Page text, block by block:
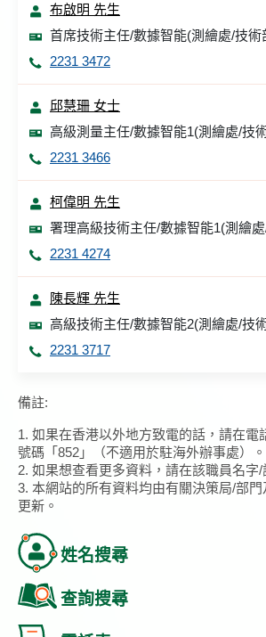
布啟明 先生
首席技術主任/數據智能(測繪處/技術
2231 3472
邱慧珊 女士
高級測量主任/數據智能1(測繪處/技
2231 3466
柯偉明 先生
署理高級技術主任/數據智能1(測繪
2231 4274
陳長輝 先生
高級技術主任/數據智能2(測繪處/技
2231 3717
備註:
1. 如果在香港以外地方致電的話，請在電
號碼「852」（不適用於駐海外辦事處）。
2. 如果想查看更多資料，請在該職員名字/
3. 本網站的所有資料均由有關決策局/部
更新。
姓名搜尋
查詢搜尋